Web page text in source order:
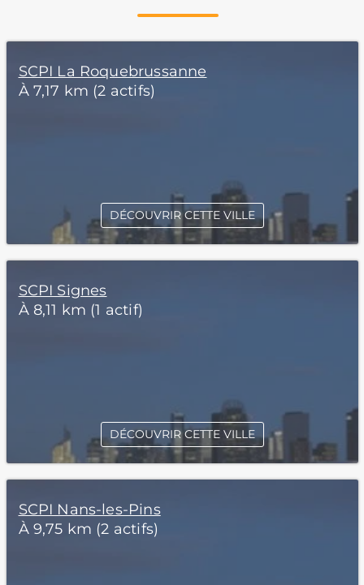
SCPI La Roquebrussanne
À 7,17 km (2 actifs)
DÉCOUVRIR CETTE VILLE
SCPI Signes
À 8,11 km (1 actif)
DÉCOUVRIR CETTE VILLE
SCPI Nans-les-Pins
À 9,75 km (2 actifs)